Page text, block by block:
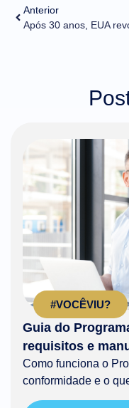
Anterior
#VOCÊVIU?
Guia do
requisitos e
Como funciona o
conformidade e o